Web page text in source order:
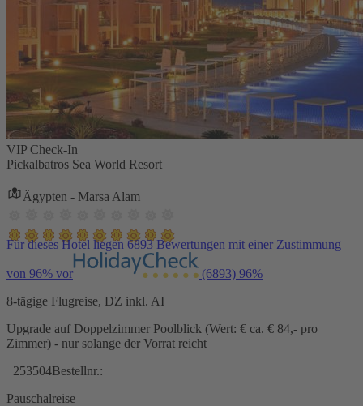
VIP Check-In
Pickalbatros Sea World Resort
Ägypten - Marsa Alam
Für dieses Hotel liegen 6893 Bewertungen mit einer Zustimmung
von 96% vor (6893) 96%
8-tägige Flugreise, DZ inkl. AI
Upgrade auf Doppelzimmer Poolblick (Wert: € ca. € 84,- pro
Zimmer) - nur solange der Vorrat reicht
253504Bestellnr.:
Pauschalreise